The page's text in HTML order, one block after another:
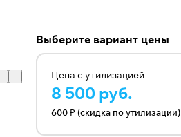
Выберите вариант цены
Цена с утилизацией
8 500 руб.
600 ₽ (скидка по утилизации)